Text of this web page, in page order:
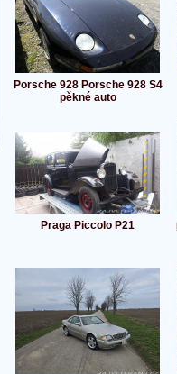
Porsche 928 Porsche 928 S4
pěkné auto
Praga Piccolo P21